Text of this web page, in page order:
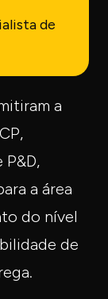
de
a
a área
do nível
de